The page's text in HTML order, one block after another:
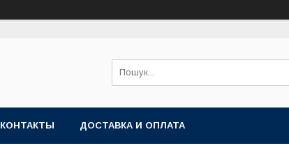
КОНТАКТЫ ДОСТАВКА И ОПЛАТА